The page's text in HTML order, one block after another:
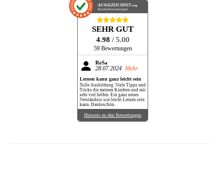
AUSGEZEICHNET.org
Kundenbewertungen
SEHR GUT
4.98 / 5.00
59 Bewertungen
ReSa
28.07.2024 Mehr
Lernen kann ganz leicht sein
Tolle Ausbildung. Viele Tipps und
Tricks die meinen Kindern und mir
sehr viel helfen. Ein ganz neues
Verständnis wie leicht Lernen sein
kann. Dankeschön.
Hinweis zu den Bewertungen